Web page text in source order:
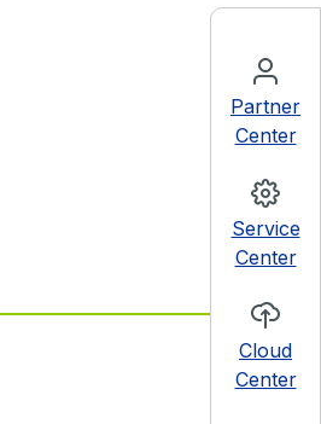
Partner
Center
Service
Center
Cloud
Center